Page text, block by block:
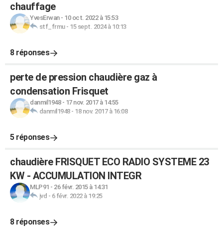
chauffage
YvesErwan- 10 oct. 2022 à 15:53
stf_frmu- 15 sept. 2024 à 10:13
8 réponses
perte de pression chaudière gaz à
condensation Frisquet
danmil1948- 17 nov. 2017 à 14:55
danmil1948- 18 nov. 2017 à 16:08
5 réponses
chaudière FRISQUET ECO RADIO SYSTEME 23
KW - ACCUMULATION INTEGR
MLP91 - 26 févr. 2015 à 14:31
jvd - 6 févr. 2022 à 19:25
8 réponses